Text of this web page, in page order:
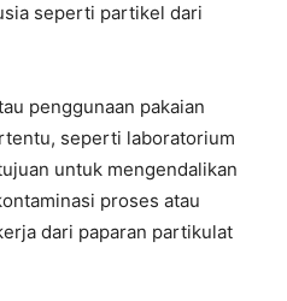
seperti partikel dari
penggunaan pakaian
seperti laboratorium
untuk mengendalikan
proses atau
dari paparan partikulat